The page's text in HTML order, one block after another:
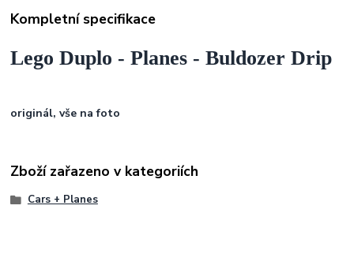
Kompletní specifikace
Lego Duplo - Planes - Buldozer Drip
originál, vše na foto
Zboží zařazeno v kategoriích
Cars + Planes